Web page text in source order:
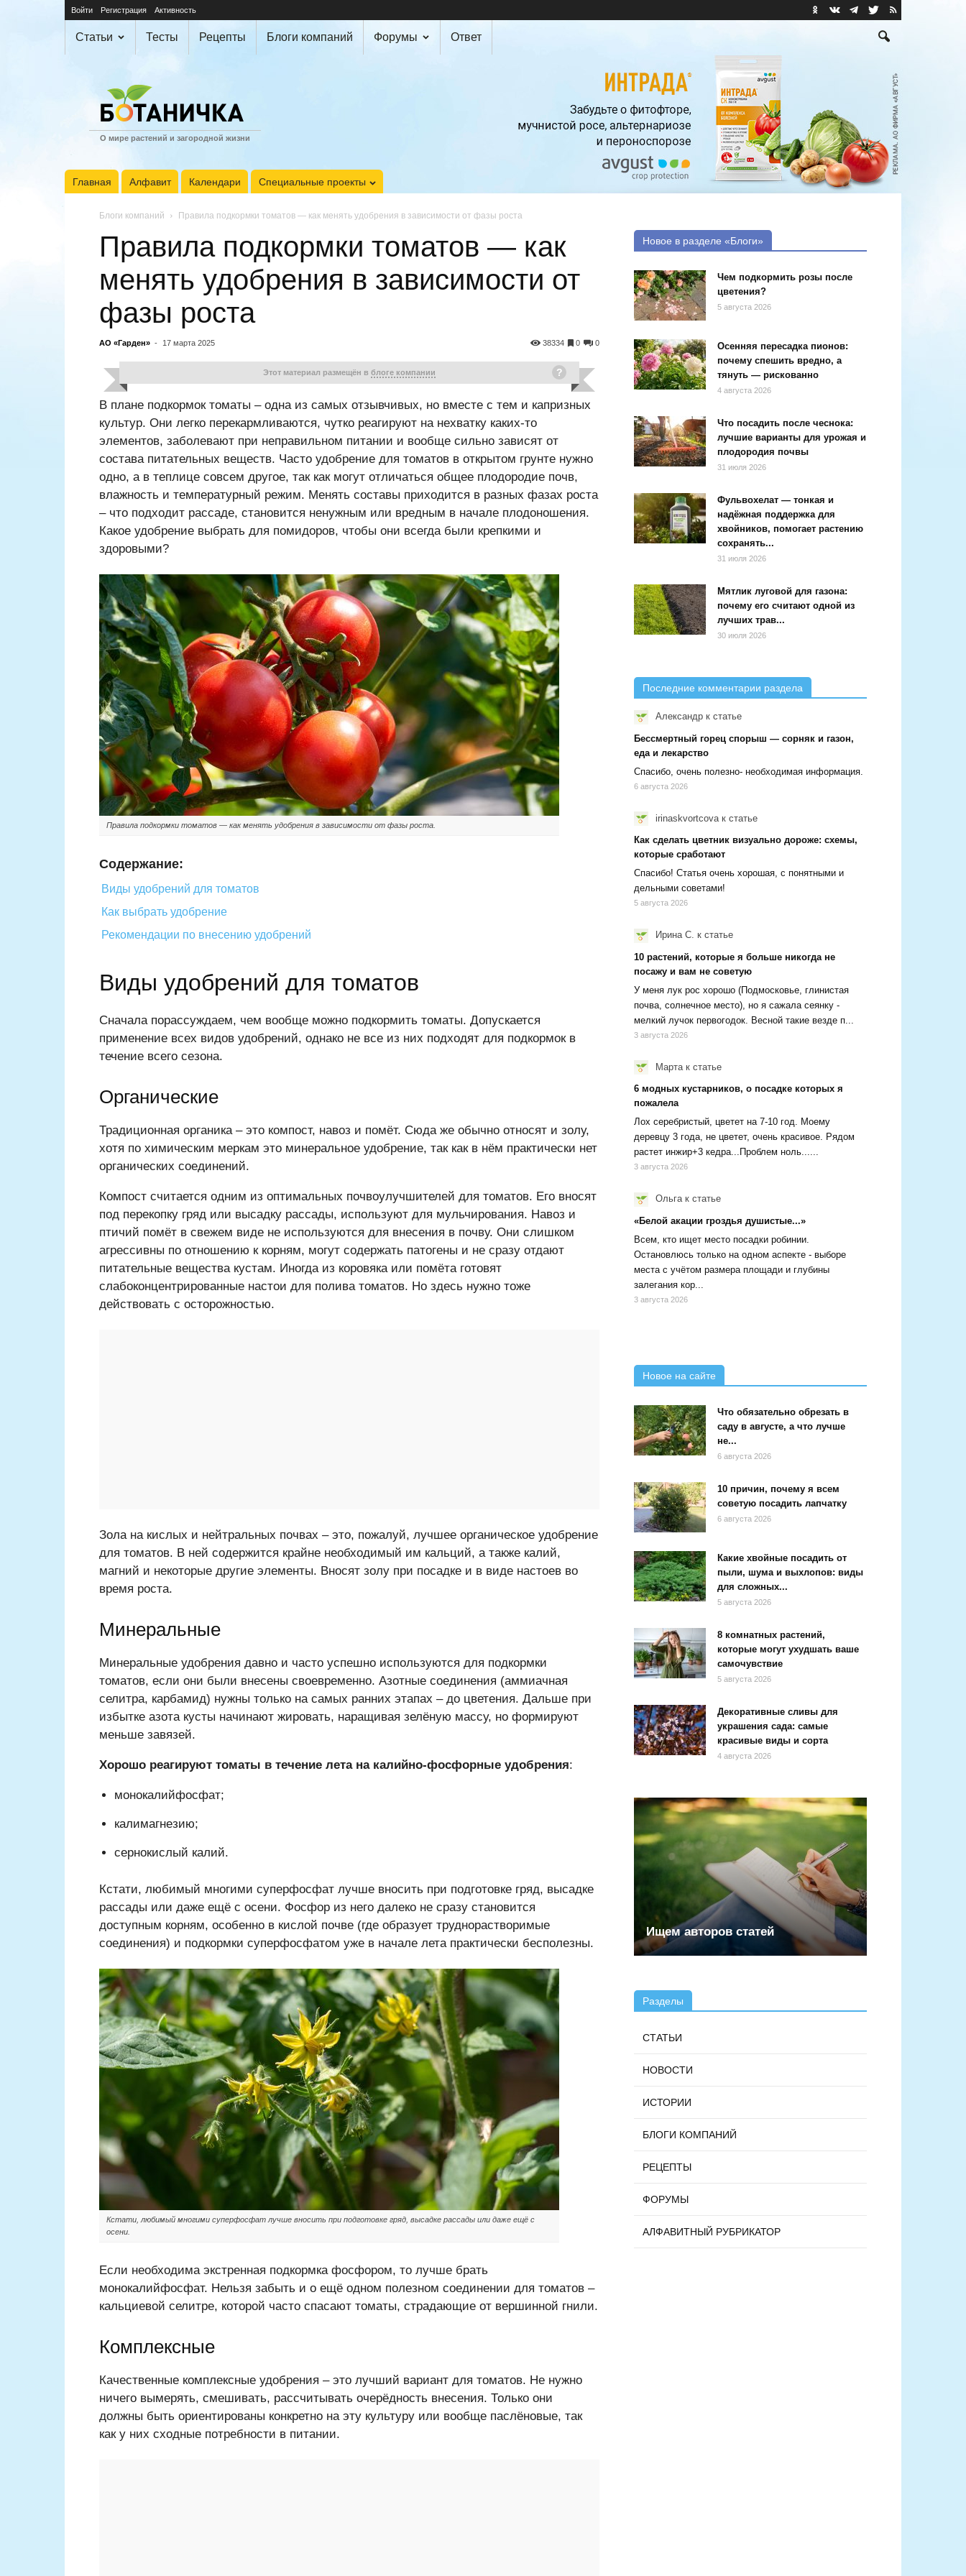
Войти Регистрация Активность
Статьи Тесты Рецепты Блоги компаний Форумы Ответ
О мире растений и загородной жизни
Главная Алфавит Календари Специальные проекты
Блоги компаний Правила подкормки томатов — как менять удобрения в зависимости от фазы роста
Правила подкормки томатов — как
менять удобрения в зависимости от
фазы роста
АО «Гарден» - 17 марта 2025 0
0
38334
Этот материал размещён в блоге компании
В плане подкормок томаты – одна из самых отзывчивых, но вместе с тем и капризных
культур. Они легко перекармливаются, чутко реагируют на нехватку каких-то
элементов, заболевают при неправильном питании и вообще сильно зависят от
состава питательных веществ. Часто удобрение для томатов в открытом грунте нужно
одно, а в теплице совсем другое, так как могут отличаться общее плодородие почв,
влажность и температурный режим. Менять составы приходится в разных фазах роста
– что подходит рассаде, становится ненужным или вредным в начале плодоношения.
Какое удобрение выбрать для помидоров, чтобы они всегда были крепкими и
здоровыми?
Правила подкормки томатов — как менять удобрения в зависимости от фазы роста.
Содержание:
Виды удобрений для томатов
Как выбрать удобрение
Рекомендации по внесению удобрений
Виды удобрений для томатов
Сначала порассуждаем, чем вообще можно подкормить томаты. Допускается
применение всех видов удобрений, однако не все из них подходят для подкормок в
течение всего сезона.
Органические
Традиционная органика – это компост, навоз и помёт. Сюда же обычно относят и золу,
хотя по химическим меркам это минеральное удобрение, так как в нём практически нет
органических соединений.
Компост считается одним из оптимальных почвоулучшителей для томатов. Его вносят
под перекопку гряд или высадку рассады, используют для мульчирования. Навоз и
птичий помёт в свежем виде не используются для внесения в почву. Они слишком
агрессивны по отношению к корням, могут содержать патогены и не сразу отдают
питательные вещества кустам. Иногда из коровяка или помёта готовят
слабоконцентрированные настои для полива томатов. Но здесь нужно тоже
действовать с осторожностью.
Зола на кислых и нейтральных почвах – это, пожалуй, лучшее органическое удобрение
для томатов. В ней содержится крайне необходимый им кальций, а также калий,
магний и некоторые другие элементы. Вносят золу при посадке и в виде настоев во
время роста.
Минеральные
Минеральные удобрения давно и часто успешно используются для подкормки
томатов, если они были внесены своевременно. Азотные соединения (аммиачная
селитра, карбамид) нужны только на самых ранних этапах – до цветения. Дальше при
избытке азота кусты начинают жировать, наращивая зелёную массу, но формируют
меньше завязей.
Хорошо реагируют томаты в течение лета на калийно-фосфорные удобрения:
монокалийфосфат;
калимагнезию;
сернокислый калий.
Кстати, любимый многими суперфосфат лучше вносить при подготовке гряд, высадке
рассады или даже ещё с осени. Фосфор из него далеко не сразу становится
доступным корням, особенно в кислой почве (где образует труднорастворимые
соединения) и подкормки суперфосфатом уже в начале лета практически бесполезны.
Кстати, любимый многими суперфосфат лучше вносить при подготовке гряд, высадке рассады или даже ещё с
осени.
Если необходима экстренная подкормка фосфором, то лучше брать
монокалийфосфат. Нельзя забыть и о ещё одном полезном соединении для томатов –
кальциевой селитре, которой часто спасают томаты, страдающие от вершинной гнили.
Комплексные
Качественные комплексные удобрения – это лучший вариант для томатов. Не нужно
ничего вымерять, смешивать, рассчитывать очерёдность внесения. Только они
должны быть ориентированы конкретно на эту культуру или вообще паслёновые, так
как у них сходные потребности в питании.
Новое в разделе «Блоги»
Чем подкормить розы после
цветения?
5 августа 2026
Осенняя пересадка пионов:
почему спешить вредно, а
тянуть — рискованно
4 августа 2026
Что посадить после чеснока:
лучшие варианты для урожая и
плодородия почвы
31 июля 2026
Фульвохелат — тонкая и
надёжная поддержка для
хвойников, помогает растению
сохранять...
31 июля 2026
Мятлик луговой для газона:
почему его считают одной из
лучших трав...
30 июля 2026
Последние комментарии раздела
Александр к статье
Бессмертный горец спорыш — сорняк и газон,
еда и лекарство
Спасибо, очень полезно- необходимая информация.
6 августа 2026
irinaskvortcova к статье
Как сделать цветник визуально дороже: схемы,
которые сработают
Спасибо! Статья очень хорошая, с понятными и
дельными советами!
5 августа 2026
Ирина С. к статье
10 растений, которые я больше никогда не
посажу и вам не советую
У меня лук рос хорошо (Подмосковье, глинистая
почва, солнечное место), но я сажала сеянку -
мелкий лучок первогодок. Весной такие везде п...
3 августа 2026
Марта к статье
6 модных кустарников, о посадке которых я
пожалела
Лох серебристый, цветет на 7-10 год. Моему
деревцу 3 года, не цветет, очень красивое. Рядом
растет инжир+3 кедра...Проблем ноль......
3 августа 2026
Ольгак статье
«Белой акации гроздья душистые...»
Всем, кто ищет место посадки робинии.
Остановлюсь только на одном аспекте - выборе
места с учётом размера площади и глубины
залегания кор...
3 августа 2026
Новое на сайте
Что обязательно обрезать в
саду в августе, а что лучше
не...
6 августа 2026
10 причин, почему я всем
советую посадить лапчатку
6 августа 2026
Какие хвойные посадить от
пыли, шума и выхлопов: виды
для сложных...
5 августа 2026
8 комнатных растений,
которые могут ухудшать ваше
самочувствие
5 августа 2026
Декоративные сливы для
украшения сада: самые
красивые виды и сорта
4 августа 2026
Ищем авторов статей
Разделы
СТАТЬИ
НОВОСТИ
ИСТОРИИ
БЛОГИ КОМПАНИЙ
РЕЦЕПТЫ
ФОРУМЫ
АЛФАВИТНЫЙ РУБРИКАТОР